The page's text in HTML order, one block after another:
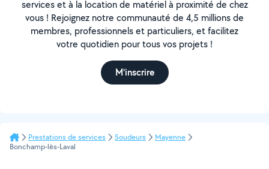
services et à la location de matériel à proximité de chez
vous ! Rejoignez notre communauté de 4,5 millions de
membres, professionnels et particuliers, et facilitez
votre quotidien pour tous vos projets !
M'inscrire
Prestations de services Soudeurs
Mayenne
Bonchamp-lès-Laval